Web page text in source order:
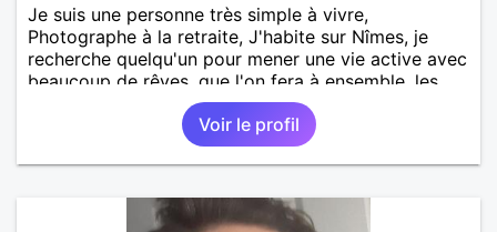
Je suis une personne très simple à vivre,
Photographe à la retraite, J'habite sur Nîmes, je
recherche quelqu'un pour mener une vie active avec
beaucoup de rêves, que l'on fera à ensemble, les
balades, les voyages même pas loin mais riches en
émotions. un restaurent de temps en temps, je
cuisine très bien, je suis très bricoleur, patient, à
l'écoute des personnes, seul depuis un an
trouver ce temps immobile, il c'est arrêté ce jour le
Voir le profil